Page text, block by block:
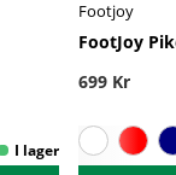
Footjoy
FootJoy
699 Kr